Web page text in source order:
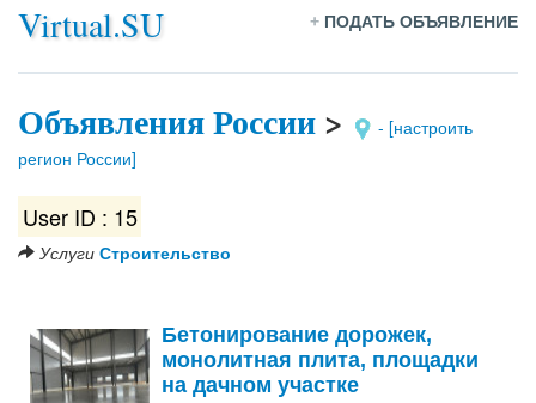
Virtual.SU + ПОДАТЬ ОБЪЯВЛЕНИЕ
Объявления России>
- [настроить
регион России]
User ID : 15
Услуги Строительство
Бетонирование дорожек,
монолитная плита, площадки
на дачном участке